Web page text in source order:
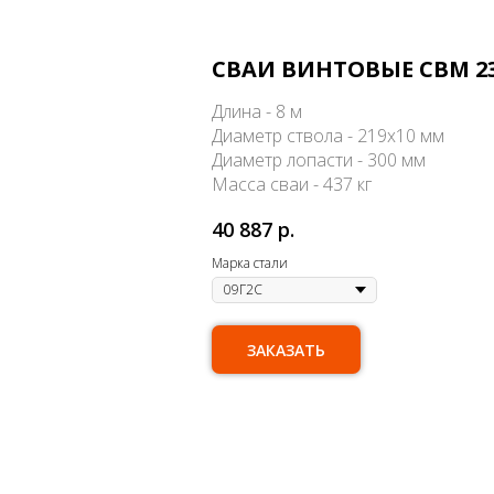
СВАИ ВИНТОВЫЕ СВМ
Длина - 8 м
Диаметр ствола - 219х10 мм
Диаметр лопасти - 300 мм
Масса сваи - 437 кг
40 887 р.
Марка стали
ЗАКАЗАТЬ